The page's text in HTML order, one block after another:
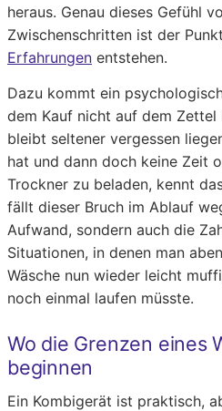
heraus. Genau dieses Gefühl
Zwischenschritten ist der
Erfahrungen entstehen.
Dazu kommt ein
dem Kauf nicht auf dem Zettel
bleibt seltener vergessen
hat und dann doch keine Zeit
Trockner zu beladen, kennt
fällt dieser Bruch im Ablauf
Aufwand, sondern auch die
Situationen, in denen man
Wäsche nun wieder leicht
noch einmal laufen müsste.
Wo die Grenzen eines
beginnen
Ein Kombigerät ist praktisch,